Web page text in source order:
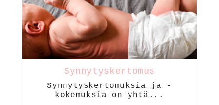
Synnytyskertomus
Synnytyskertomuksia ja -
kokemuksia on yhtä...